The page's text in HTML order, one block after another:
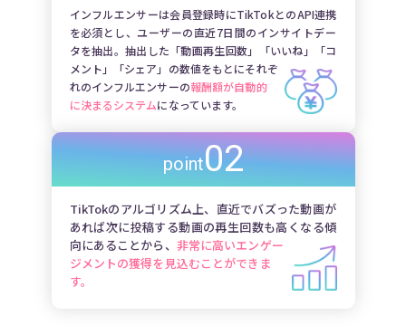
インフルエンサーは会員登録時にTikTokとのAPI連携
を必須とし、ユーザーの直近7日間のインサイトデー
タを抽出。抽出した「動画再生回数」「いいね」「コ
メント」「シェア」の数値をもとにそれぞ
れのインフルエンサーの報酬額が自動的
に決まるシステムになっています。
point02
TikTokのアルゴリズム上、直近でバズった動画が
あれば次に投稿する動画の再生回数も高くなる傾
向にあることから、 非常に高いエンゲー
ジメントの獲得を見込むことができま
す。